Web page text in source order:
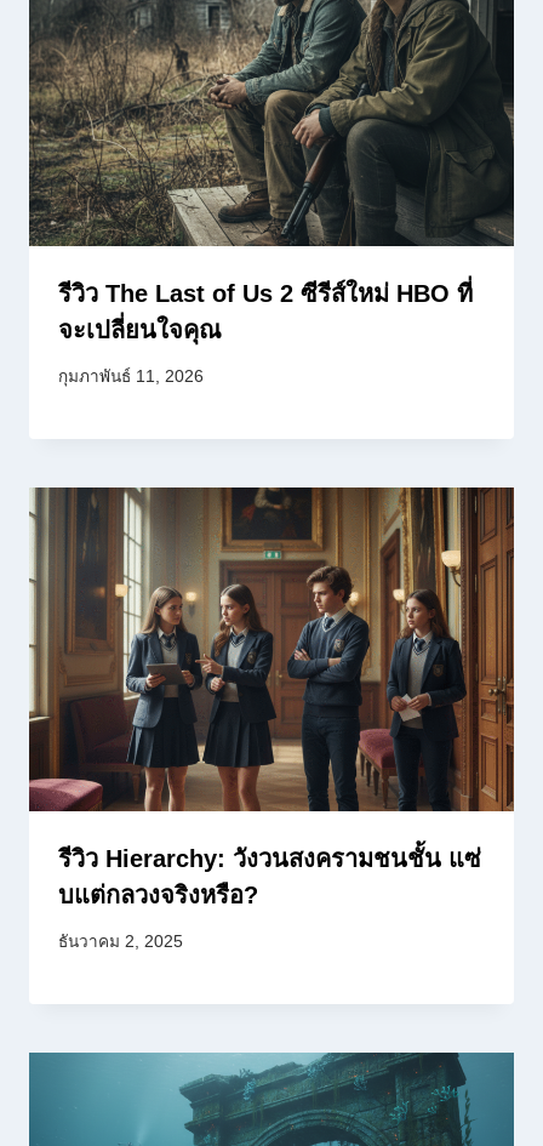
รีวิว The Last of Us 2 ซีรีส์ใหม่ HBO ที่
จะเปลี่ยนใจคุณ
กุมภาพันธ์ 11, 2026
รีวิว Hierarchy: วังวนสงครามชนชั้น แซ่
บแต่กลวงจริงหรือ?
ธันวาคม 2, 2025